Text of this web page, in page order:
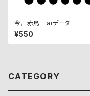
今川赤鳥 aiデータ
¥550
CATEGORY